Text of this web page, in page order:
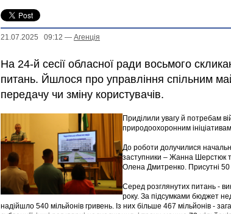
21.07.2025 09:12 — Агенцiя
На 24-й сесії обласної ради восьмого
питань. Йшлося про управління спільним
передачу чи зміну користувачів.
Приділили увагу й потребам
природоохоронним
До роботи долучилися
заступники – Жанна Шерстюк
Олена Дмитренко. Присутні 50
Серед розглянутих питань -
року. За підсумками бюджет
надійшло 540 мільйонів гривень. Із них більше 467 мільйонів -